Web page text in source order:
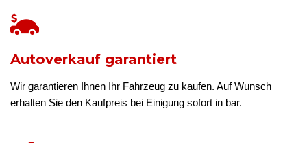
Autoverkauf garantiert
Wir garantieren Ihnen Ihr Fahrzeug zu kaufen. Auf Wunsch
erhalten Sie den Kaufpreis bei Einigung sofort in bar.